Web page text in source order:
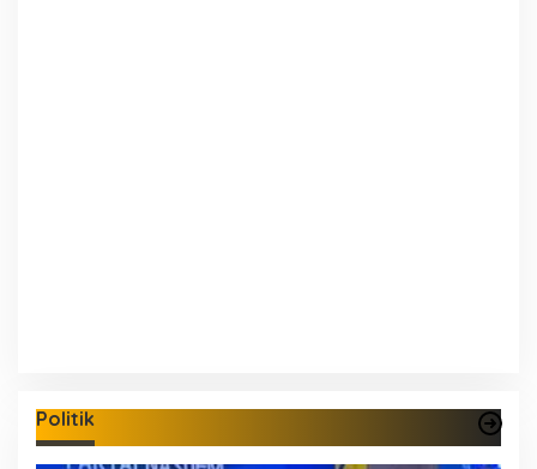
Politik